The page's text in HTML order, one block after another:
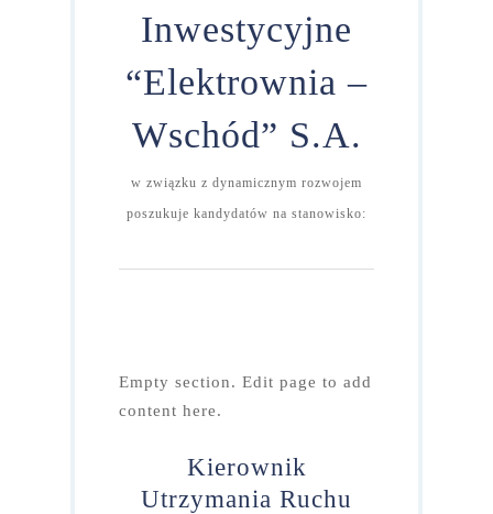
Inwestycyjne
“Elektrownia –
Wschód” S.A.
w związku z dynamicznym rozwojem
poszukuje kandydatów na stanowisko:
Empty section. Edit page to add
content here.
Kierownik
Utrzymania Ruchu